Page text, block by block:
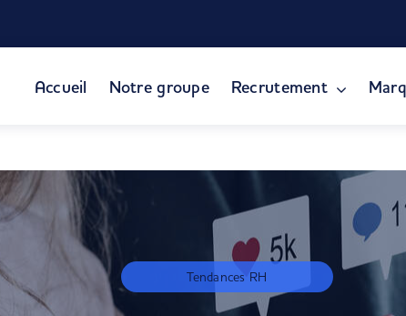
Accueil Notre groupe Recrutement
Tendances RH